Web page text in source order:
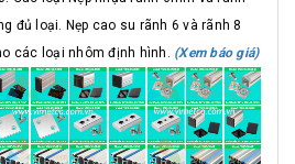
đủ loại. Nẹp cao su rãnh 6 và rãnh 8
các loại nhôm định hình. (Xem báo giá)